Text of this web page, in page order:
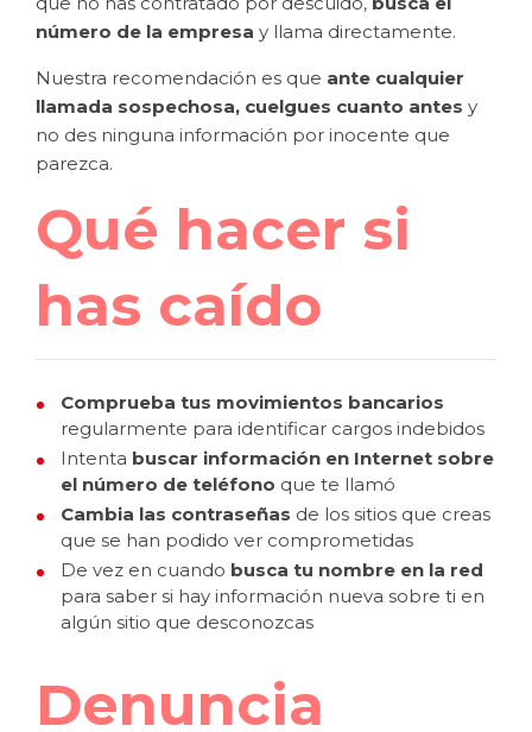
número de la empresa y llama directamente.
Nuestra recomendación es que ante cualquier
llamada sospechosa, cuelgues cuanto antes y
no des ninguna información por inocente que
parezca.
Qué hacer si
has caído
Comprueba tus movimientos bancarios
regularmente para identificar cargos indebidos
Intenta buscar información en Internet sobre
el número de teléfono que te llamó
Cambia las contraseñas de los sitios que creas
que se han podido ver comprometidas
De vez en cuando busca tu nombre en la red
para saber si hay información nueva sobre ti en
algún sitio que desconozcas
Denuncia